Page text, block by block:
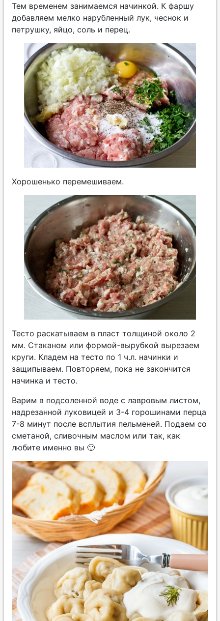
Тем временем занимаемся начинкой. К фаршу
добавляем мелко нарубленный лук, чеснок и
петрушку, яйцо, соль и перец.
Хорошенько перемешиваем.
Тесто раскатываем в пласт толщиной около 2
мм. Стаканом или формой-вырубкой вырезаем
круги. Кладем на тесто по 1 ч.л. начинки и
защипываем. Повторяем, пока не закончится
начинка и тесто.
Варим в подсоленной воде с лавровым листом,
надрезанной луковицей и 3-4 горошинами перца
7-8 минут после всплытия пельменей. Подаем со
сметаной, сливочным маслом или так, как
любите именно вы 🙂